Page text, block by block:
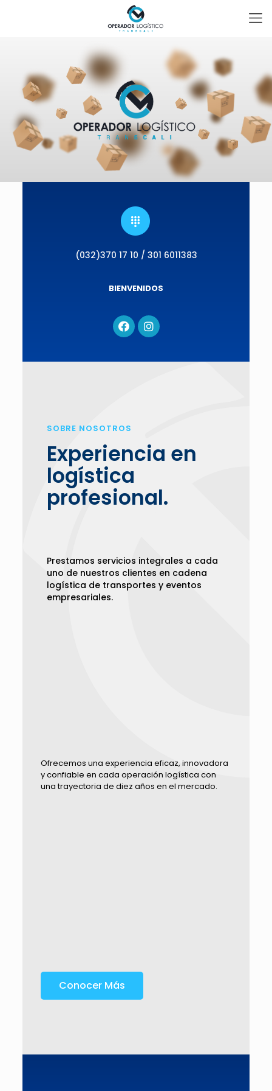
(032)370 17 10 / 301 6011383
BIENVENIDOS
SOBRE NOSOTROS
Experiencia en
logística
profesional.
Prestamos servicios integrales a cada
uno de nuestros clientes en cadena
logística de transportes y eventos
empresariales.
Ofrecemos una experiencia eficaz, innovadora
y confiable en cada operación logística con
una trayectoria de diez años en el mercado.
Conocer Más